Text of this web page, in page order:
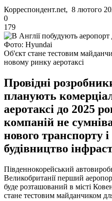
Корреспондент.net, 8 лютого
0
179
Фото: Hyundai
Об'єкт стане тестовим
новому ринку аеротаксі
Провідні
планують
аеротаксі до 2025
компаній не
нового транспорту
будівництво
Південнокорейський
Великобританії перший
буде розташований в місті
стане тестовим майданчиком